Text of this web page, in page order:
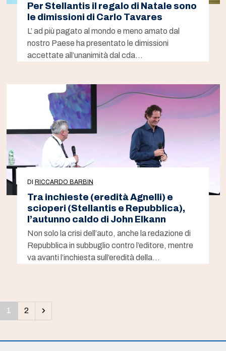
Per Stellantis il regalo di Natale sono
le dimissioni di Carlo Tavares
L’ ad più pagato al mondo e meno amato dal
nostro Paese ha presentato le dimissioni
accettate all’unanimità dal cda…
DI RICCARDO BARBIN
Tra inchieste (eredità Agnelli) e
scioperi (Stellantis e Repubblica),
l’autunno caldo di John Elkann
Non solo la crisi dell’auto, anche la redazione di
Repubblica in subbuglio contro l’editore, mentre
va avanti l’inchiesta sull’eredità della…
Pagina
1 Pagina
2 Successivo